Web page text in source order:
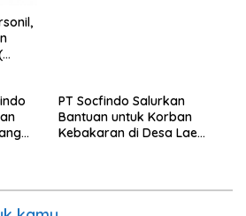
PT Socfindo Salurkan
Bantuan untuk Korban
Kebakaran di Desa Lae